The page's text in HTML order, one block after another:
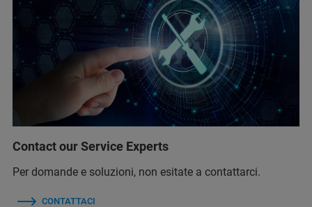
Contact our Service Experts
Per domande e soluzioni, non esitate a contattarci.
CONTATTACI